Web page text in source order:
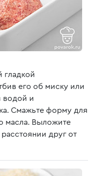
его об миску или
водой и
Смажьте форму для
масла. Выложите
друг от